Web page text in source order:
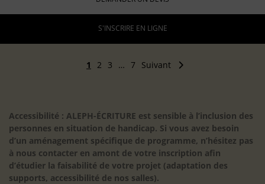
S'INSCRIRE EN LIGNE
1 2 3 … 7 Suivant
Accessibilité : ALEPH-ÉCRITURE est sensible à l’inclusion des
personnes en situation de handicap. Si vous avez besoin
d’un aménagement spécifique de programme, n’hésitez pas
à nous contacter en amont de votre inscription afin
d’étudier la faisabilité de votre projet (adaptation des
supports, accessibilité de nos salles).